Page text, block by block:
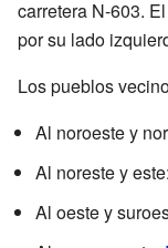
carretera N-603. El
por su lado
Los pueblos
Al noroeste y
Al noreste y este:
Al oeste y